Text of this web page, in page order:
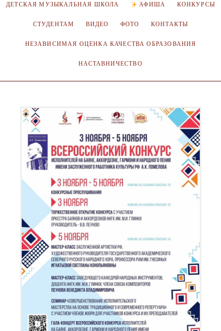
ДЕТСКАЯ МУЗЫКАЛЬНАЯ ШКОЛА АФИША КОНКУРСЫ
СТУДЕНТАМ ВИДЕО ФОТО КОНТАКТЫ
НЕЗАВИСИМАЯ ОЦЕНКА КАЧЕСТВА ОБРАЗОВАНИЯ
НАСТАВНИЧЕСТВО